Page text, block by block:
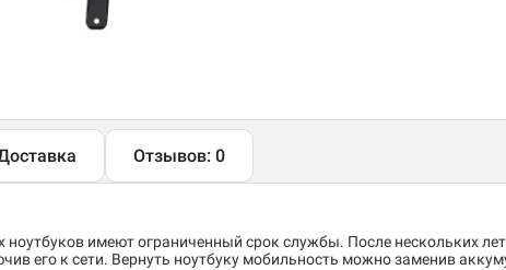
Отзывов: 0
имеют ограниченный срок службы. После нескольких
его к сети. Вернуть ноутбуку мобильность можно заменив